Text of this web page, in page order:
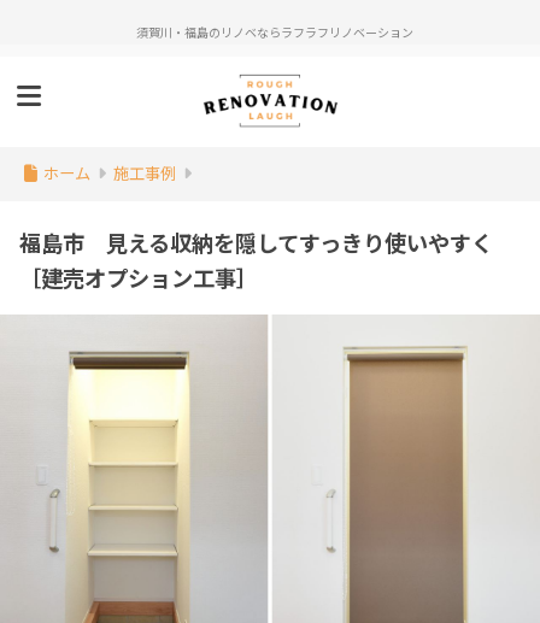
須賀川・福島のリノベならラフラフリノベーション
ホーム 施工事例
福島市 見える収納を隠してすっきり使いやすく
［建売オプション工事］